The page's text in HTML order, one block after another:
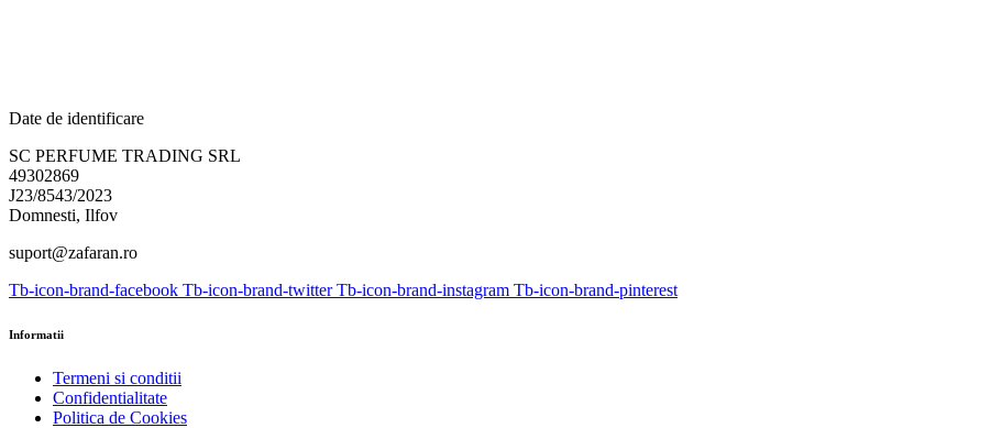
Date de identificare
SC PERFUME TRADING SRL
49302869
J23/8543/2023
Domnesti, Ilfov
suport@zafaran.ro
Tb-icon-brand-facebook Tb-icon-brand-twitter Tb-icon-brand-instagram Tb-icon-brand-pinterest
Informatii
Termeni si conditii
Confidentialitate
Politica de Cookies